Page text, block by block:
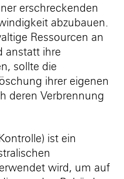
erschreckenden
abzubauen.
Ressourcen an
anstatt ihre
sollte die
ihrer eigenen
deren Verbrennung
ist ein
wird, um auf